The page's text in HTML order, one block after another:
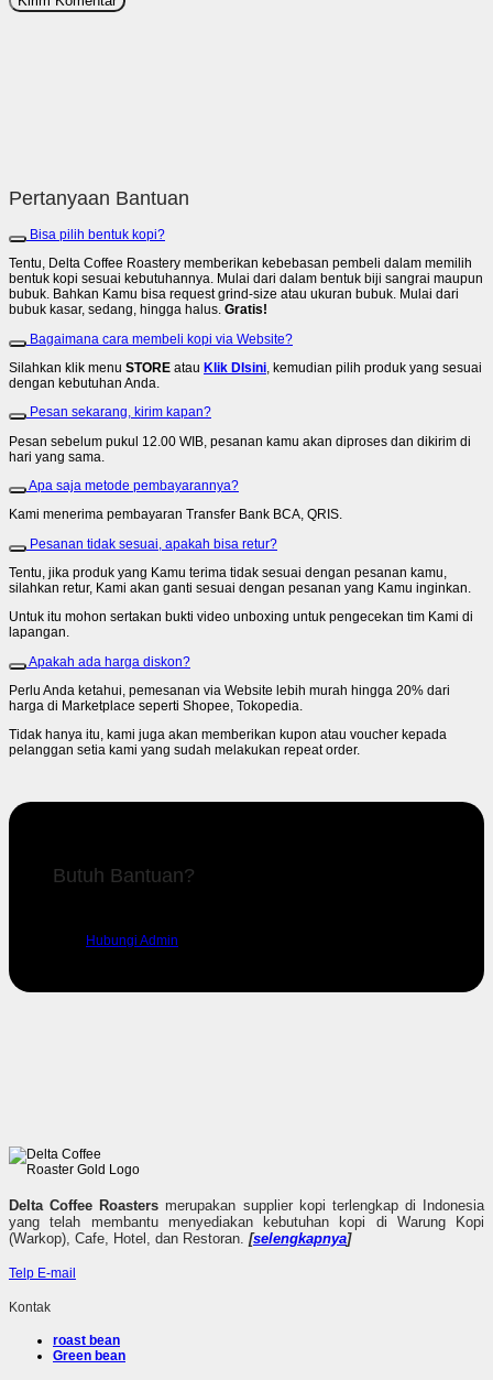
Pertanyaan Bantuan
Bisa pilih bentuk kopi?
Tentu, Delta Coffee Roastery memberikan kebebasan pembeli dalam memilih
bentuk kopi sesuai kebutuhannya. Mulai dari dalam bentuk biji sangrai maupun
bubuk. Bahkan Kamu bisa request grind-size atau ukuran bubuk. Mulai dari
bubuk kasar, sedang, hingga halus. Gratis!
Bagaimana cara membeli kopi via Website?
Silahkan klik menu STORE atau Klik DIsini, kemudian pilih produk yang sesuai
dengan kebutuhan Anda.
Pesan sekarang, kirim kapan?
Pesan sebelum pukul 12.00 WIB, pesanan kamu akan diproses dan dikirim di
hari yang sama.
Apa saja metode pembayarannya?
Kami menerima pembayaran Transfer Bank BCA, QRIS.
Pesanan tidak sesuai, apakah bisa retur?
Tentu, jika produk yang Kamu terima tidak sesuai dengan pesanan kamu,
silahkan retur, Kami akan ganti sesuai dengan pesanan yang Kamu inginkan.
Untuk itu mohon sertakan bukti video unboxing untuk pengecekan tim Kami di
lapangan.
Apakah ada harga diskon?
Perlu Anda ketahui, pemesanan via Website lebih murah hingga 20% dari
harga di Marketplace seperti Shopee, Tokopedia.
Tidak hanya itu, kami juga akan memberikan kupon atau voucher kepada
pelanggan setia kami yang sudah melakukan repeat order.
Butuh Bantuan?
Hubungi Admin
Delta Coffee Roasters merupakan supplier kopi terlengkap di Indonesia
yang telah membantu menyediakan kebutuhan kopi di Warung Kopi
(Warkop), Cafe, Hotel, dan Restoran. [selengkapnya]
Telp E-mail
Kontak
roast bean
Green bean